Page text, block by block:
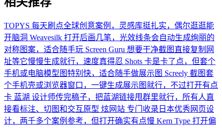
TOPYS 每天刷点全球创意案例，灵感库挺扎实，偶尔逛逛能
开脑洞 Weavesilk 打开后画几笔，光效线条会自动生成绚丽的
对称图案，适合随手玩 Screen Guru 想要干净截图直接复制网
址等它慢慢生成就行，速度真得忍 Shots 卡是卡了点，但套个
手机或电脑模型图特别快，适合随手做展示图 Screely 截图套
个手机壳或浏览器窗口，一键生成展示图就行，不过打开有点
卡 蓝湖 设计师传完稿子，把蓝湖链接甩群里就行，所有人直
接看标注、切图和交互原型 炫网站 专门收录日本优秀网页设
计，两千多个案例参考，但打开确实有点慢 Kern Type 打开偏